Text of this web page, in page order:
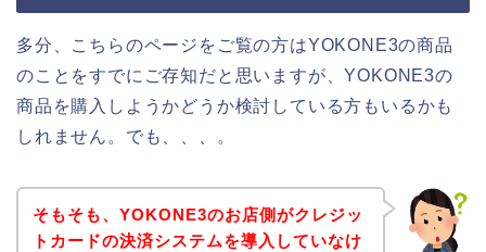
多分、こちらのページをご覧の方はYOKONE3の商品
のことをすでにご存知だと思いますが、YOKONE3の
商品を購入しようかどうか検討している方もいるかも
しれません。でも、、、。
そもそも、YOKONE3のお店側がクレジッ
トカードの決済システムを導入していなけ